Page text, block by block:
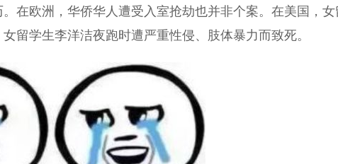
在欧洲，华侨华人遭受入室抢劫也并非个案。在美国，女
留学生李洋洁夜跑时遭严重性侵、肢体暴力而致死。